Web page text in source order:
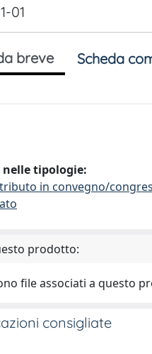
01
breve Scheda
nelle tipologie:
in convegno/
prodotto:
file associati a questo
consigliate